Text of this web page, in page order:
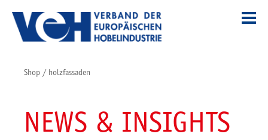
Shop / holzfassaden
NEWS & INSIGHTS